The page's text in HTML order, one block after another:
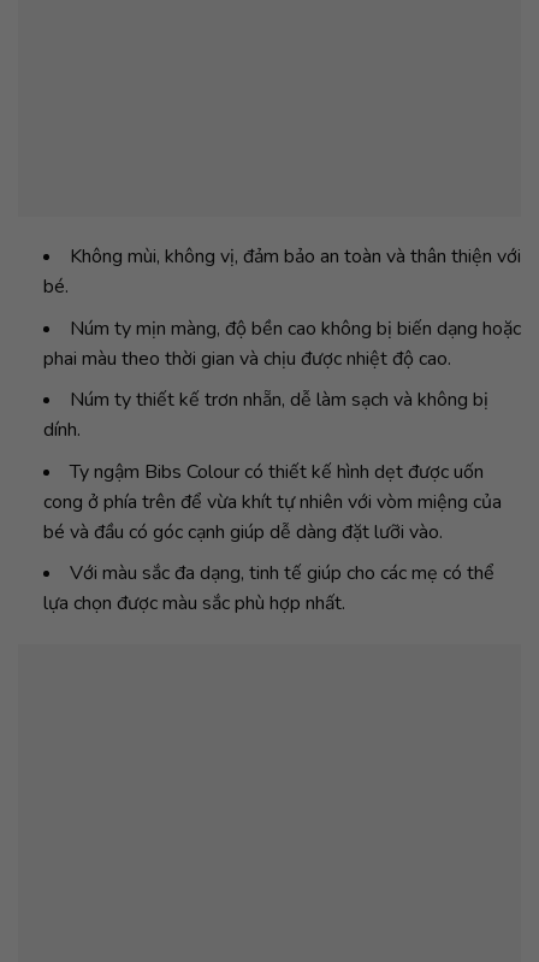
Không mùi, không vị, đảm bảo an toàn và thân thiện với
bé.
Núm ty mịn màng, độ bền cao không bị biến dạng hoặc
phai màu theo thời gian và chịu được nhiệt độ cao.
Núm ty thiết kế trơn nhẵn, dễ làm sạch và không bị
dính.
Ty ngậm Bibs Colour có thiết kế hình dẹt được uốn
cong ở phía trên để vừa khít tự nhiên với vòm miệng của
bé và đầu có góc cạnh giúp dễ dàng đặt lưỡi vào.
Với màu sắc đa dạng, tinh tế giúp cho các mẹ có thể
lựa chọn được màu sắc phù hợp nhất.